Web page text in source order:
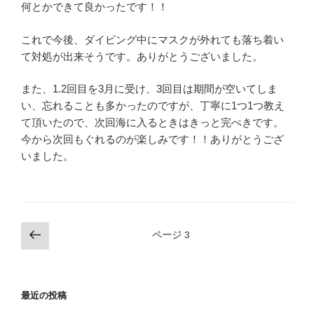
何とかできて良かったです！！
これで今後、ダイビング中にマスクが外れても落ち着い
て対処が出来そうです。ありがとうございました。
また、1.2回目を3月に受け、3回目は期間が空いてしま
い、忘れることも多かったのですが、丁寧に1つ1つ教え
て頂いたので、次回海に入るときはきっと完ぺきです。
今から次回もぐれるのが楽しみです！！ありがとうござ
いました。
投
稿
ビ
の
ジ
ページ 3
最近の投稿